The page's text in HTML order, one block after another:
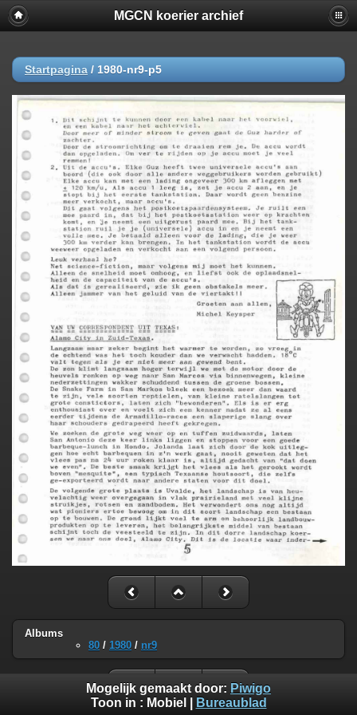
MGCN koerier archief
Startpagina / 1980-nr9-p5
Albums
80 / 1980 / nr9
Mogelijk gemaakt door: Piwigo
Toon in : Mobiel Bureaublad